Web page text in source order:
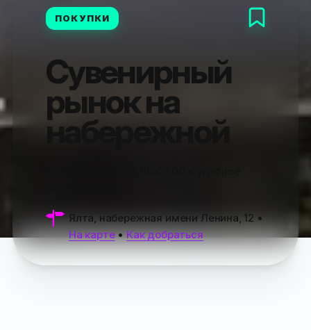
ПОКУПКИ
Сувенирный
рынок на
набережной
Ялта, набережная имени Ленина, 12 •
На карте•Как добраться